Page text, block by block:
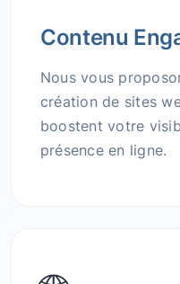
Contenu
Nous vous
création de sites
boostent votre
présence en ligne.